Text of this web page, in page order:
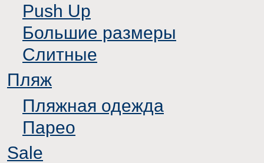
Push Up
Большие размеры
Слитные
Пляж
Пляжная одежда
Парео
Sale